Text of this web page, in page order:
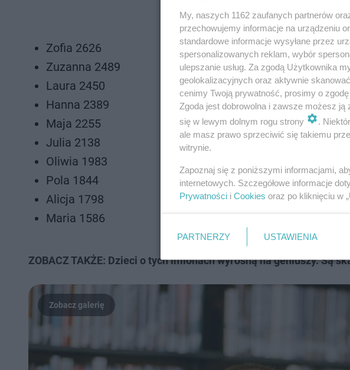
Zofia 2626
Zuzanna 2489
Laura 2450
Hanna 2389
Maja 2255
Julia 2138
Oliwia 1983
Pola 1844
Alicja 1798
Maria 1586
ZOBACZ TAKŻE: Dzieci o tych imionach wyrosną na geniuszy. Są
My, naszych 1162 zaufanych partnerów
przechowujemy informacje na urządzeniu
standardowe informacje wysyłane przez
spersonalizowanych reklam, wybór
ulepszanie usług. Za zgodą Użytkownika
geolokalizacyjnych oraz aktywnie
cenimy Twoją prywatność, prosimy o
Zgoda jest dobrowolna i zawsze możesz
się w lewym dolnym rogu strony
.
ale masz prawo sprzeciwić się takiemu
witrynie.
Zapoznaj się z poniższymi informacjami,
internetowych. Szczegółowe informacje
Prywatności i Cookies oraz po kliknięciu w
PARTNERZY USTAWIENIA